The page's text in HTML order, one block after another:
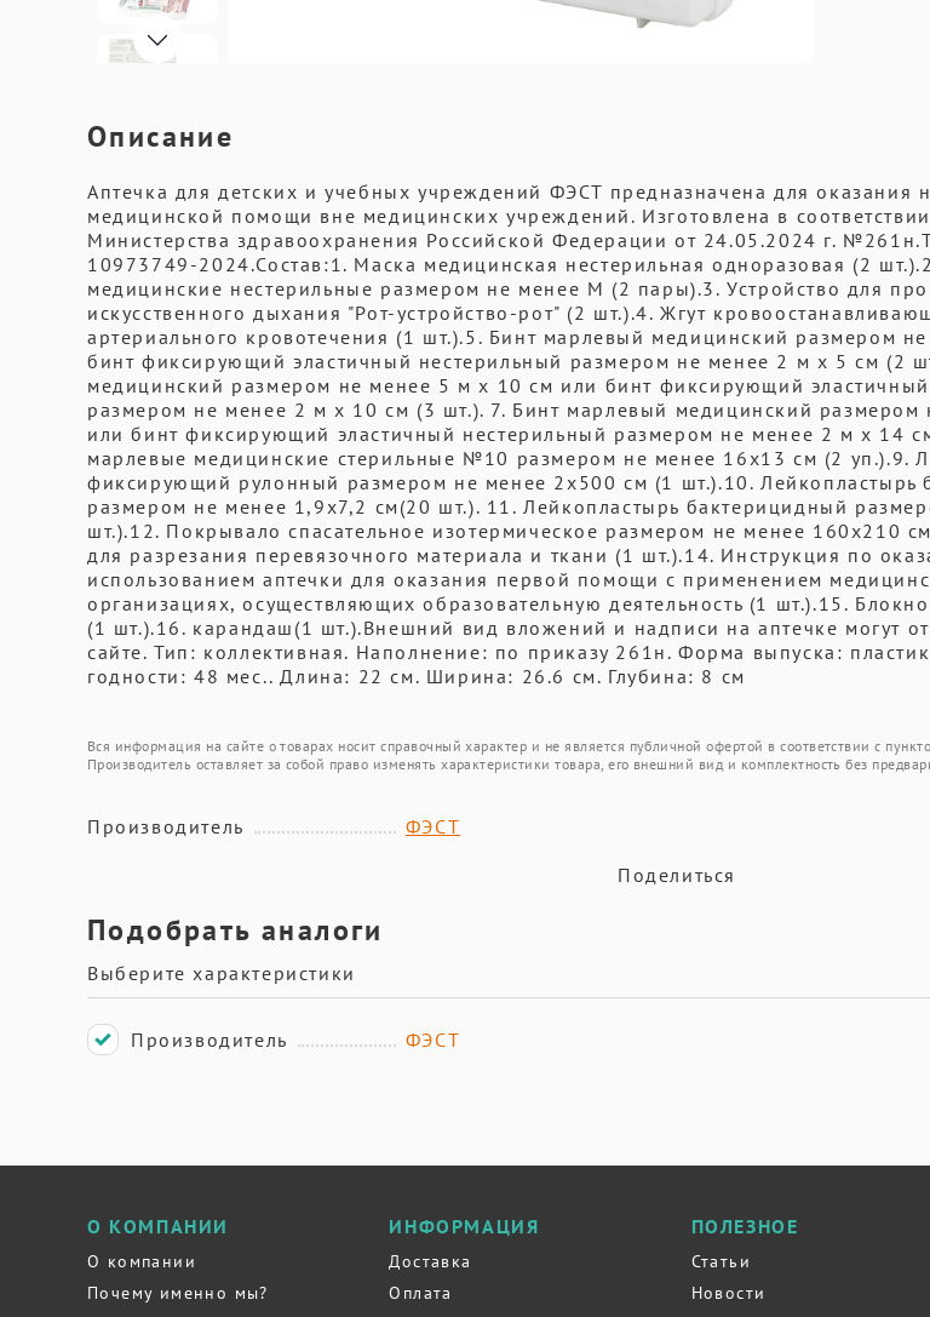
Описание
Аптечка для детских и учебных учреждений ФЭСТ предназначена для оказания
медицинской помощи вне медицинских учреждений. Изготовлена в
Министерства здравоохранения Российской Федерации от 24.05.2024 г.
10973749-2024.Состав:1. Маска медицинская нестерильная одноразовая (2
медицинские нестерильные размером не менее М (2 пары).3. Устройство для
искусственного дыхания "Рот-устройство-рот" (2 шт.).4. Жгут
артериального кровотечения (1 шт.).5. Бинт марлевый медицинский размером
бинт фиксирующий эластичный нестерильный размером не менее 2 м х 5 см (2
медицинский размером не менее 5 м х 10 см или бинт фиксирующий эластичный
размером не менее 2 м х 10 см (3 шт.). 7. Бинт марлевый медицинский размером
или бинт фиксирующий эластичный нестерильный размером не менее 2 м х 14
марлевые медицинские стерильные №10 размером не менее 16х13 см (2 уп.).9.
фиксирующий рулонный размером не менее 2х500 см (1 шт.).10. Лейкопластырь
размером не менее 1,9х7,2 см(20 шт.). 11. Лейкопластырь бактерицидный
шт.).12. Покрывало спасательное изотермическое размером не менее 160х210
для разрезания перевязочного материала и ткани (1 шт.).14. Инструкция по
использованием аптечки для оказания первой помощи с применением
организациях, осуществляющих образовательную деятельность (1 шт.).15.
(1 шт.).16. карандаш(1 шт.).Внешний вид вложений и надписи на аптечке могут
сайте. Тип: коллективная. Наполнение: по приказу 261н. Форма выпуска:
годности: 48 мес.. Длина: 22 см. Ширина: 26.6 см. Глубина: 8 см
Вся информация на сайте о товарах носит справочный характер и не является публичной офертой в соответствии с
Производитель оставляет за собой право изменять характеристики товара, его внешний вид и комплектность без
Производитель
ФЭСТ
Поделиться
Подобрать аналоги
Выберите характеристики
Производитель
ФЭСТ
О КОМПАНИИ
О компании
Почему именно мы?
ИНФОРМАЦИЯ
Доставка
Оплата
ПОЛЕЗНОЕ
Статьи
Новости